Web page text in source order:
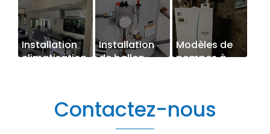
Installation
climatisation
Installation
de ballon
Modèles de
pompes à
Contactez-nous